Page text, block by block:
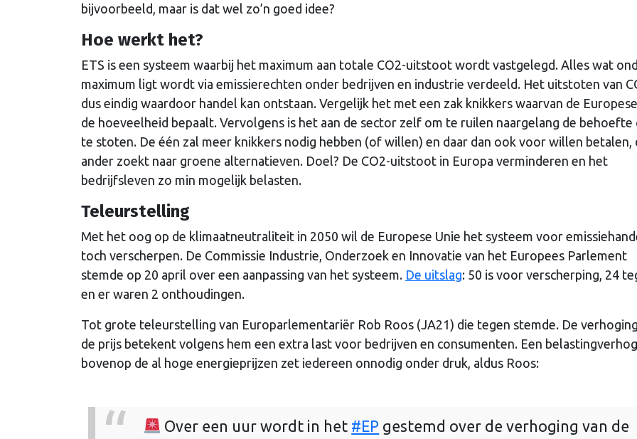
bijvoorbeeld, maar is dat wel zo’n goed idee?
Hoe werkt het?
ETS is een systeem waarbij het maximum aan totale CO2-uitstoot wordt vastgelegd. Alles wat
maximum ligt wordt via emissierechten onder bedrijven en industrie verdeeld. Het uitstoten van
dus eindig waardoor handel kan ontstaan. Vergelijk het met een zak knikkers waarvan de
de hoeveelheid bepaalt. Vervolgens is het aan de sector zelf om te ruilen naargelang de behoefte
te stoten. De één zal meer knikkers nodig hebben (of willen) en daar dan ook voor willen betalen,
ander zoekt naar groene alternatieven. Doel? De CO2-uitstoot in Europa verminderen en het
bedrijfsleven zo min mogelijk belasten.
Teleurstelling
Met het oog op de klimaatneutraliteit in 2050 wil de Europese Unie het systeem voor
toch verscherpen. De Commissie Industrie, Onderzoek en Innovatie van het Europees Parlement
stemde op 20 april over een aanpassing van het systeem. De uitslag: 50 is voor verscherping, 24
en er waren 2 onthoudingen.
Tot grote teleurstelling van Europarlementariër Rob Roos (JA21) die tegen stemde. De
de prijs betekent volgens hem een extra last voor bedrijven en consumenten. Een
bovenop de al hoge energieprijzen zet iedereen onnodig onder druk, aldus Roos:
Over een uur wordt in het #EP gestemd over de verhoging van de